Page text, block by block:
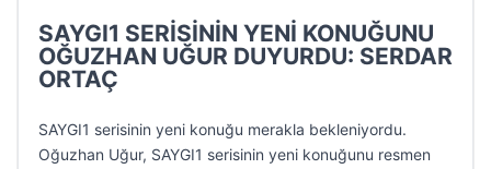
SAYGI1 SERİSİNİN YENİ KONUĞUNU
OĞUZHAN UĞUR DUYURDU: SERDAR
ORTAÇ
SAYGI1 serisinin yeni konuğu merakla bekleniyordu.
Oğuzhan Uğur, SAYGI1 serisinin yeni konuğunu resmen